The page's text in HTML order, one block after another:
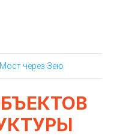
Мост через Зею